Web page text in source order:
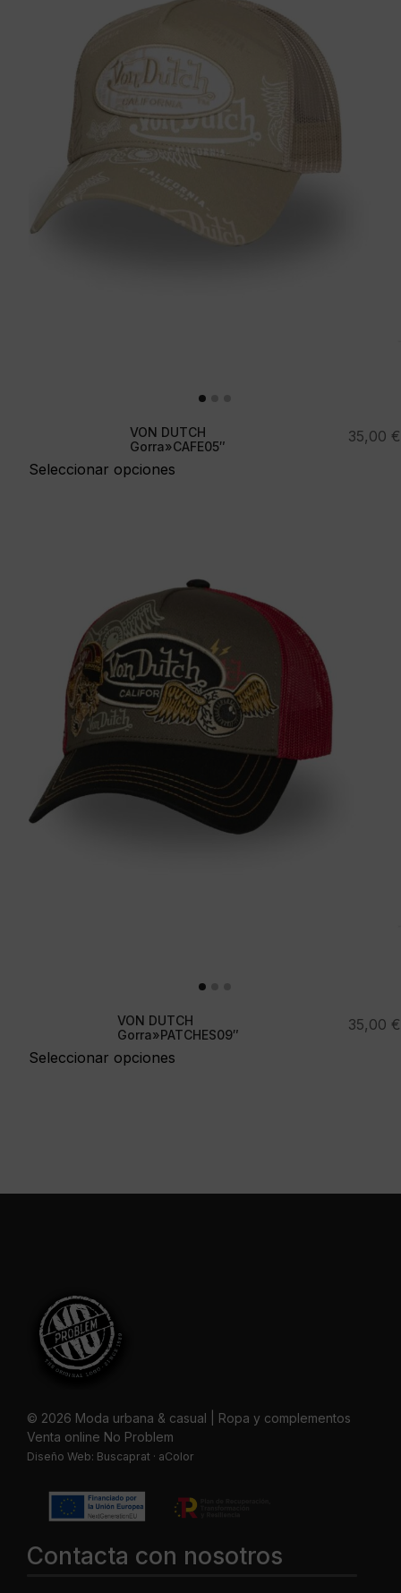
VON DUTCH
Gorra»CAFE05″
Seleccionar opciones
35,00 €
VON DUTCH
Gorra»PATCHES09″
Seleccionar opciones
35,00 €
© 2026 Moda urbana & casual | Ropa y complementos
Venta online No Problem
Diseño Web: Buscaprat · aColor
Contacta con nosotros